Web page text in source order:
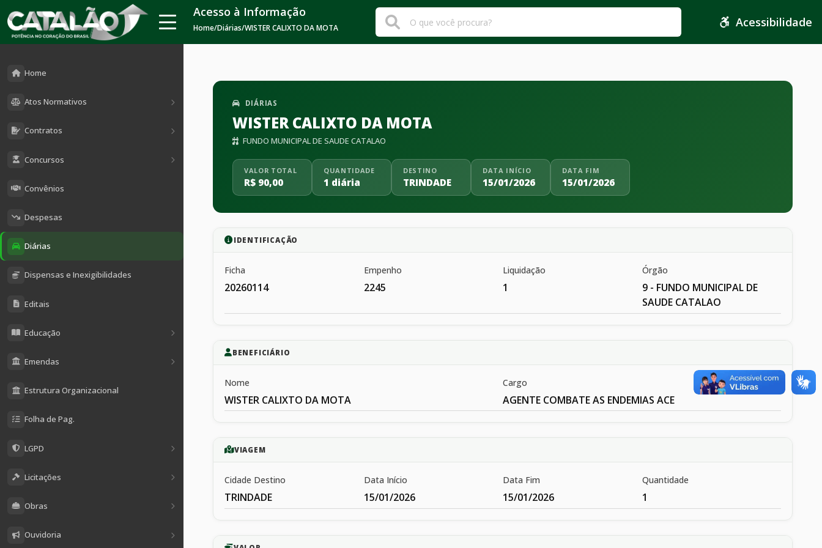
Home
Atos Normativos
Contratos
Concursos
Convênios
Despesas
Diárias
Dispensas e Inexigibilidades
Editais
Educação
Emendas
Estrutura Organizacional
Folha de Pag.
LGPD
Licitações
Obras
Ouvidoria
Acesso à Informação
Home/Diárias/WISTER CALIXTO DA MOTA Acessibilidade
DIÁRIAS
WISTER CALIXTO DA MOTA
FUNDO MUNICIPAL DE SAUDE CATALAO
VALOR TOTAL
R$ 90,00
QUANTIDADE
1 diária
DESTINO
TRINDADE
DATA INÍCIO
15/01/2026
DATA FIM
15/01/2026
IDENTIFICAÇÃO
Ficha
20260114
Empenho
2245
Liquidação
1
Órgão
9 - FUNDO MUNICIPAL DE
SAUDE CATALAO
BENEFICIÁRIO
Nome
WISTER CALIXTO DA MOTA
Cargo
AGENTE COMBATE AS ENDEMIAS ACE
VIAGEM
Cidade Destino
TRINDADE
Data Início
15/01/2026
Data Fim
15/01/2026
Quantidade
1